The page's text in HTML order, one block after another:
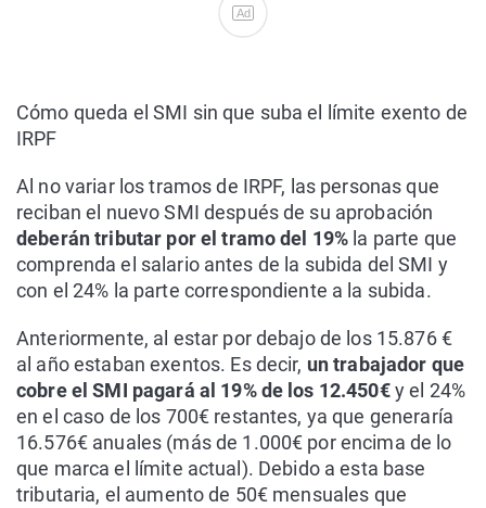
Ad
Cómo queda el SMI sin que suba el límite exento de
IRPF
Al no variar los tramos de IRPF, las personas que
reciban el nuevo SMI después de su aprobación
deberán tributar por el tramo del 19% la parte que
comprenda el salario antes de la subida del SMI y
con el 24% la parte correspondiente a la subida.
Anteriormente, al estar por debajo de los 15.876 €
al año estaban exentos. Es decir, un trabajador que
cobre el SMI pagará al 19% de los 12.450€y el 24%
en el caso de los 700€ restantes, ya que generaría
16.576€ anuales (más de 1.000€ por encima de lo
que marca el límite actual). Debido a esta base
tributaria, el aumento de 50€ mensuales que